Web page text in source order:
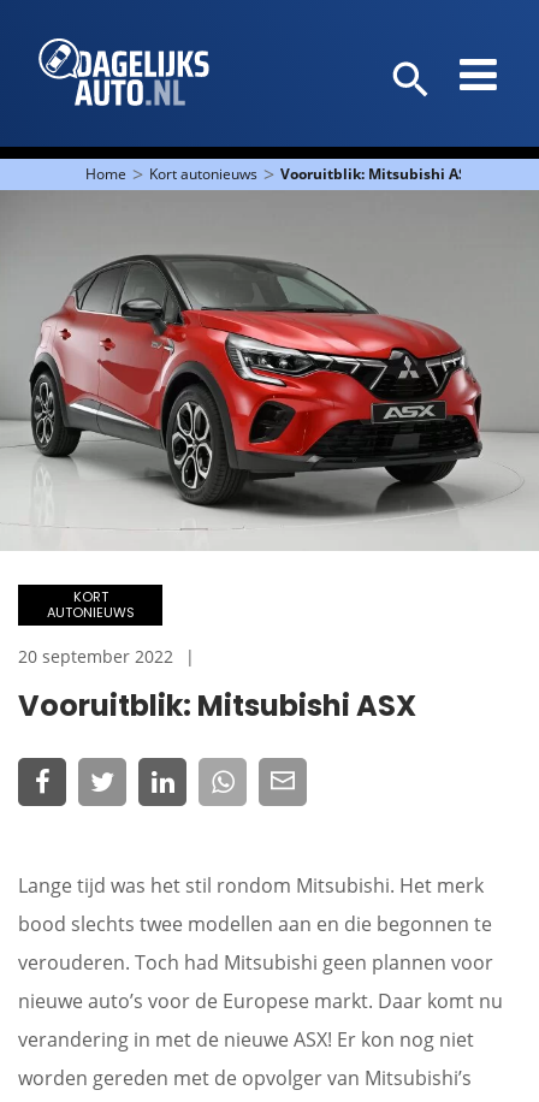
Home > Kort autonieuws > Vooruitblik: Mitsubishi ASX
Vooruitblik: Mitsubishi ASX
KORT
AUTONIEUWS
20 september 2022
Lange tijd was het stil rondom Mitsubishi. Het merk
bood slechts twee modellen aan en die begonnen te
verouderen. Toch had Mitsubishi geen plannen voor
nieuwe auto’s voor de Europese markt. Daar komt nu
verandering in met de nieuwe ASX! Er kon nog niet
worden gereden met de opvolger van Mitsubishi’s